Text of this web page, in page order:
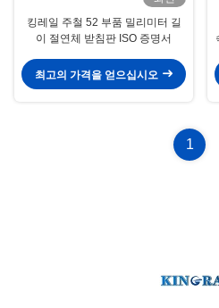
킹레일 주철 52 부품 밀리미터 길
이 절연체 받침판 ISO 증명서
최고의 가격을 얻으십시오
1